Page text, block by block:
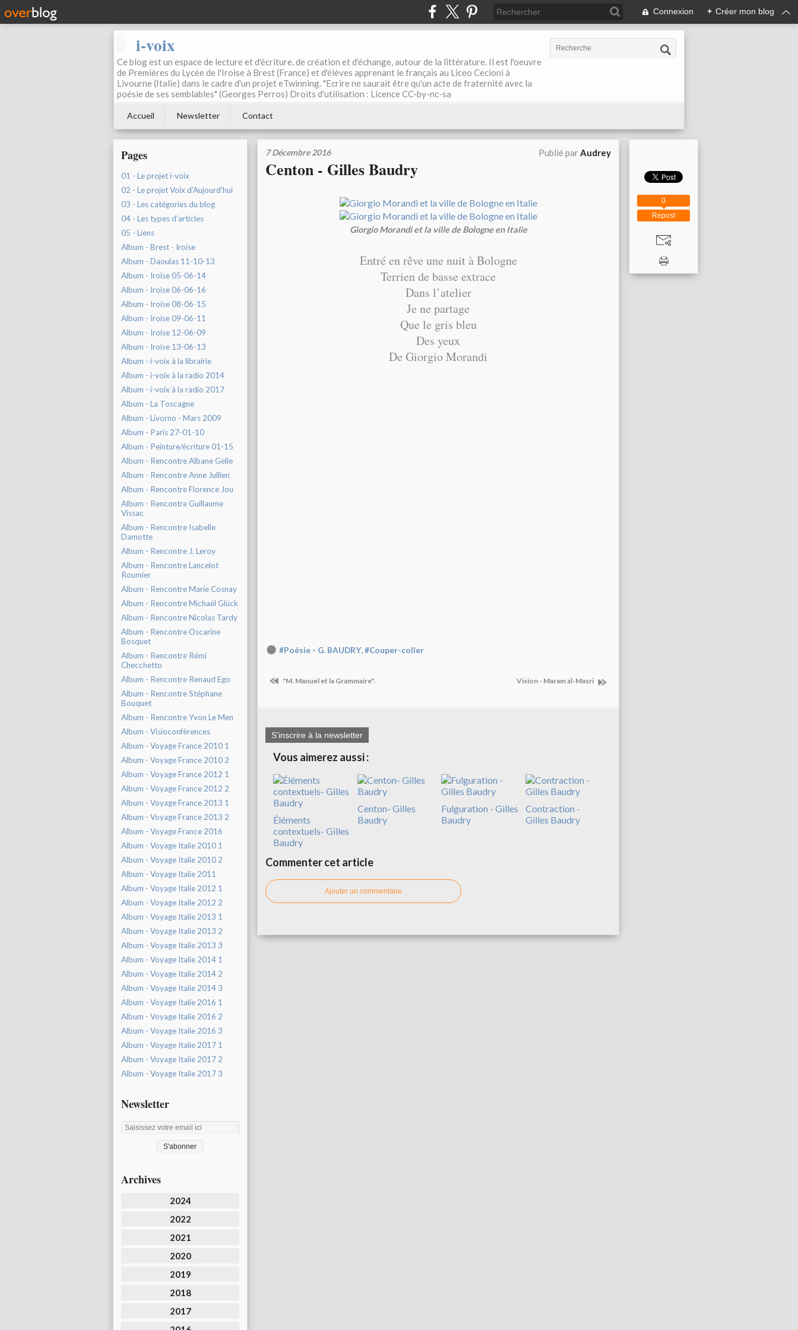
Connexion + Créer mon blog
i-voix
Ce blog est un espace de lecture et d'écriture, de création et d'échange, autour de la littérature. Il est l'oeuvre
de Premières du Lycée de l'Iroise à Brest (France) et d'élèves apprenant le français au Liceo Cecioni à
Livourne (Italie) dans le cadre d'un projet eTwinning. "Ecrire ne saurait être qu'un acte de fraternité avec la
poésie de ses semblables" (Georges Perros) Droits d'utilisation : Licence CC-by-nc-sa
Accueil Newsletter Contact
Pages
01 - Le projet i-voix
02 - Le projet Voix d'Aujourd'hui
03 - Les catégories du blog
04 - Les types d'articles
05 - Liens
Album - Brest - Iroise
Album - Daoulas 11-10-13
Album - Iroise 05-06-14
Album - Iroise 06-06-16
Album - Iroise 08-06-15
Album - Iroise 09-06-11
Album - Iroise 12-06-09
Album - Iroise 13-06-13
Album - i-voix à la librairie
Album - i-voix à la radio 2014
Album - i-voix à la radio 2017
Album - La Toscagne
Album - Livorno - Mars 2009
Album - Paris 27-01-10
Album - Peinture/écriture 01-15
Album - Rencontre Albane Gelle
Album - Rencontre Anne Jullien
Album - Rencontre Florence Jou
Album - Rencontre Guillaume
Vissac
Album - Rencontre Isabelle
Damotte
Album - Rencontre J. Leroy
Album - Rencontre Lancelot
Roumier
Album - Rencontre Marie Cosnay
Album - Rencontre Michaël Glück
Album - Rencontre Nicolas Tardy
Album - Rencontre Oscarine
Bosquet
Album - Rencontre Rémi
Checchetto
Album - Rencontre Renaud Ego
Album - Rencontre Stéphane
Bouquet
Album - Rencontre Yvon Le Men
Album - Visioconfèrences
Album - Voyage France 2010 1
Album - Voyage France 2010 2
Album - Voyage France 2012 1
Album - Voyage France 2012 2
Album - Voyage France 2013 1
Album - Voyage France 2013 2
Album - Voyage France 2016
Album - Voyage Italie 2010 1
Album - Voyage Italie 2010 2
Album - Voyage Italie 2011
Album - Voyage Italie 2012 1
Album - Voyage Italie 2012 2
Album - Voyage Italie 2013 1
Album - Voyage Italie 2013 2
Album - Voyage Italie 2013 3
Album - Voyage Italie 2014 1
Album - Voyage Italie 2014 2
Album - Voyage Italie 2014 3
Album - Voyage Italie 2016 1
Album - Voyage Italie 2016 2
Album - Voyage Italie 2016 3
Album - Voyage Italie 2017 1
Album - Voyage Italie 2017 2
Album - Voyage Italie 2017 3
Newsletter
Archives
2024
2022
2021
2020
2019
2018
2017
7 Décembre 2016 Publié parAudrey
Centon - Gilles Baudry
Giorgio Morandi et la ville de Bologne en Italie
Entré en rêve une nuit à Bologne
Terrien de basse extrace
Dans l’atelier
Je ne partage
Que le gris bleu
Des yeux
De Giorgio Morandi
#Poésie - G. BAUDRY,#Couper-coller
"M. Manuel et la Grammaire". Vision - Maram al-Masri
S'inscrire à la newsletter
Vous aimerez aussi :
Éléments
contextuels- Gilles
Baudry
Centon- Gilles
Baudry
Fulguration - Gilles
Baudry
Contraction -
Gilles Baudry
Commenter cet article
Ajouter un commentaire
Repost
0